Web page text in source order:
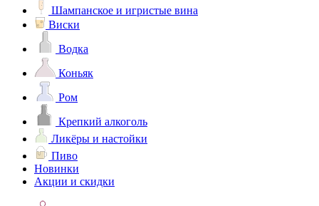
Шампанское и игристые вина
Виски
Водка
Коньяк
Ром
Крепкий алкоголь
Ликёры и настойки
Пиво
Новинки
Акции и скидки